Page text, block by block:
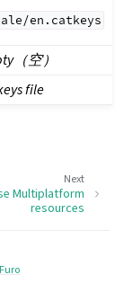
en.catkeys
（空）
file
Next
Multiplatform
resources
Furo